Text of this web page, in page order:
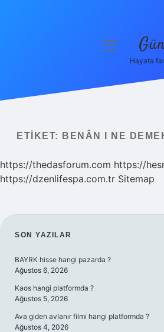
Yasal Uyarı
Hakkımızda
menüyü
Hayata
ETIKET: BENÂN I NE
https://thedasforum.com https://
https://dzenlifespa.com.tr Sitemap
SIDEBAR
SON YAZILAR
BAYRK hisse hangi pazarda ?
Ağustos 6, 2026
Kaos hangi platformda ?
Ağustos 5, 2026
Ava giden avlanır filmi hangi platformda ?
Ağustos 4, 2026